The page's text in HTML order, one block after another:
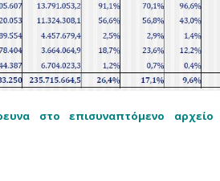
στο επισυναπτόμενο αρχείο